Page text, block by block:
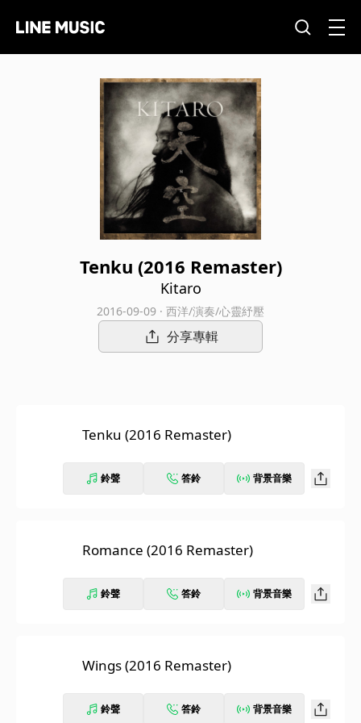
Tenku (2016 Remaster)
Kitaro
2016-09-09 · 西洋/演奏/心靈紓壓
分享專輯
Tenku (2016 Remaster)
鈴聲 答鈴 背景音樂
Romance (2016 Remaster)
鈴聲 答鈴 背景音樂
Wings (2016 Remaster)
鈴聲 答鈴 背景音樂